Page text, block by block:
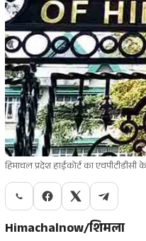
हिमाचल प्रदेश हाईकोर्ट का
Himachalnow/शिमला